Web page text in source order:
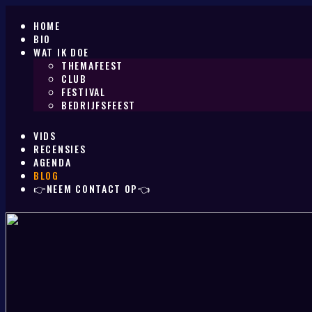
HOME
BIO
WAT IK DOE
THEMAFEEST
CLUB
FESTIVAL
BEDRIJFSFEEST
VIDS
RECENSIES
AGENDA
BLOG
👉NEEM CONTACT OP👈